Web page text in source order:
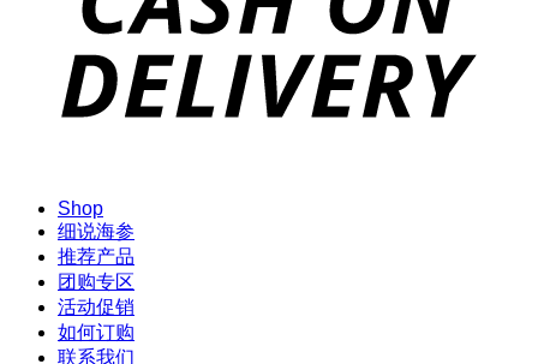
Shop
细说海参
推荐产品
团购专区
活动促销
如何订购
联系我们